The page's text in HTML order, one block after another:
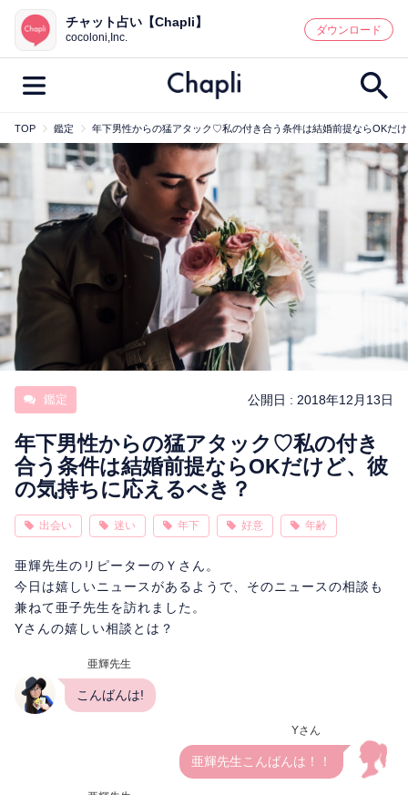
鑑定記事・占い師検索
最新記事一覧
人気記事一覧
カテゴリー別
鑑定 占い師 キャンペーン
キーワード別
恋の行方 時期
今週の運勢 彼氏 片思い
相性
チャット占い【Chapli】
cocoloni,Inc.
ダウンロード
TOP 鑑定 年下男性からの猛アタック♡私の付き合う条件は結婚前提ならOKだ
鑑定 公開日 : 2018年12月13日
年下男性からの猛アタック♡私の付き
合う条件は結婚前提ならOKだけど、彼
の気持ちに応えるべき？
出会い 迷い 年下 好意 年齢
亜輝先生のリピーターのＹさん。
今日は嬉しいニュースがあるようで、そのニュースの相談も
兼ねて亜子先生を訪れました。
Yさんの嬉しい相談とは？
亜輝先生
こんばんは!
Yさん
亜輝先生こんばんは！！